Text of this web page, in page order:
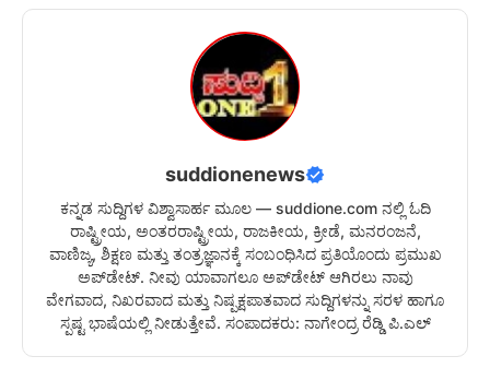
suddionenews
ಕನ್ನಡ ಸುದ್ದಿಗಳ ವಿಶ್ವಾಸಾರ್ಹ ಮೂಲ — suddione.com ನಲ್ಲಿ ಓದಿ
ರಾಷ್ಟ್ರೀಯ, ಅಂತರರಾಷ್ಟ್ರೀಯ, ರಾಜಕೀಯ, ಕ್ರೀಡೆ, ಮನರಂಜನೆ,
ವಾಣಿಜ್ಯ, ಶಿಕ್ಷಣ ಮತ್ತು ತಂತ್ರಜ್ಞಾನಕ್ಕೆ ಸಂಬಂಧಿಸಿದ ಪ್ರತಿಯೊಂದು ಪ್ರಮುಖ
ಅಪ್‌ಡೇಟ್. ನೀವು ಯಾವಾಗಲೂ ಅಪ್‌ಡೇಟ್ ಆಗಿರಲು ನಾವು
ವೇಗವಾದ, ನಿಖರವಾದ ಮತ್ತು ನಿಷ್ಪಕ್ಷಪಾತವಾದ ಸುದ್ದಿಗಳನ್ನು ಸರಳ ಹಾಗೂ
ಸ್ಪಷ್ಟ ಭಾಷೆಯಲ್ಲಿ ನೀಡುತ್ತೇವೆ. ಸಂಪಾದಕರು: ನಾಗೇಂದ್ರ ರೆಡ್ಡಿ ಪಿ.ಎಲ್